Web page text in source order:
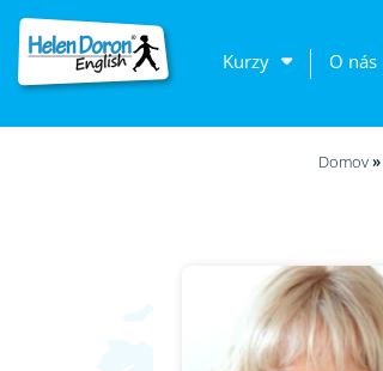
Kurzy O nás
Domov»